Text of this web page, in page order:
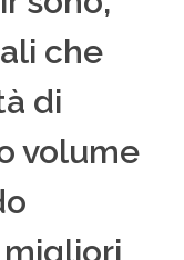
che
di
volume